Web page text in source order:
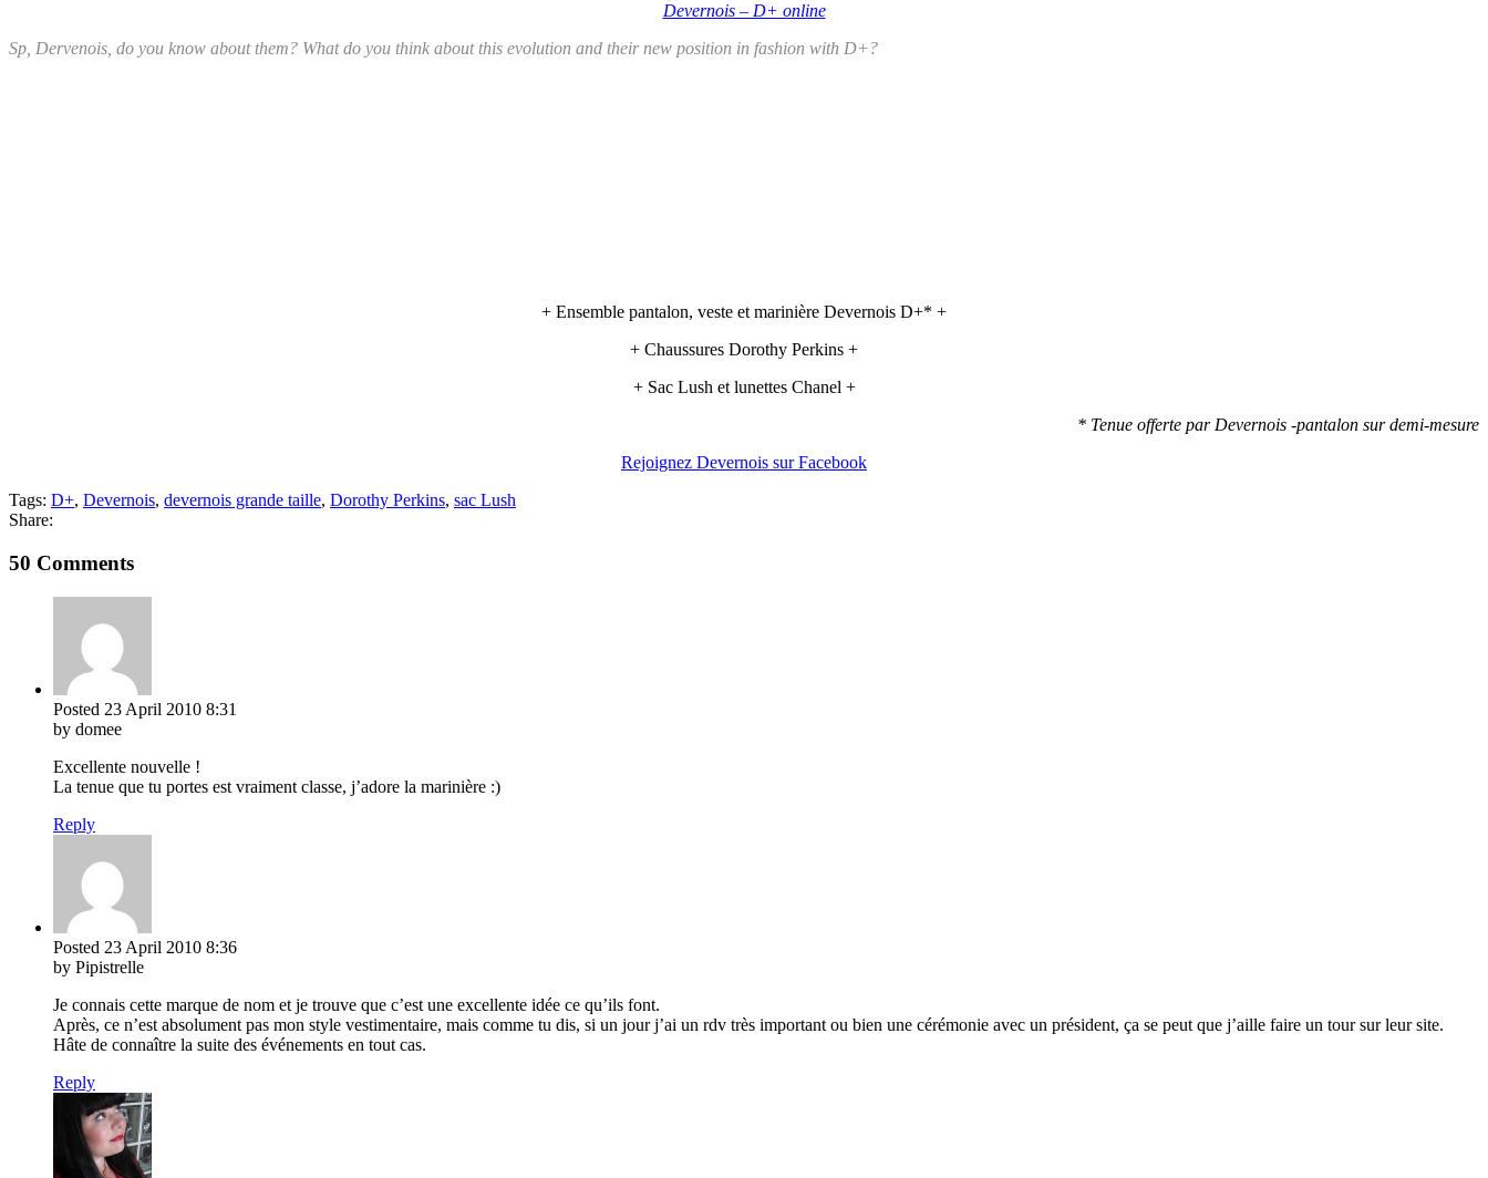
Devernois – D+ online
Sp, Dervenois, do you know about them? What do you think about this evolution and their new position in fashion with D+?
+ Ensemble pantalon, veste et marinière Devernois D+* +
+ Chaussures Dorothy Perkins +
+ Sac Lush et lunettes Chanel +
* Tenue offerte par Devernois -pantalon sur demi-mesure
Rejoignez Devernois sur Facebook
Tags: D+, Devernois, devernois grande taille, Dorothy Perkins, sac Lush
Share:
50 Comments
Posted 23 April 2010 8:31
by domee
Excellente nouvelle !
La tenue que tu portes est vraiment classe, j’adore la marinière :)
Reply
Posted 23 April 2010 8:36
by Pipistrelle
Je connais cette marque de nom et je trouve que c’est une excellente idée ce qu’ils font.
Après, ce n’est absolument pas mon style vestimentaire, mais comme tu dis, si un jour j’ai un rdv très important ou bien une cérémonie avec un président, ça se peut que j’aille faire un tour sur leur site.
Hâte de connaître la suite des événements en tout cas.
Reply